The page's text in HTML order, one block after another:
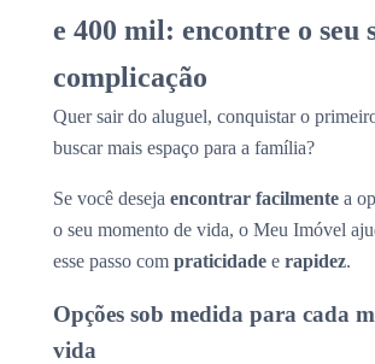
e 400 mil: encontre o seu
complicação
Quer sair do aluguel, conquistar o
buscar mais espaço para a família?
Se você deseja encontrar facilmente a
o seu momento de vida, o Meu Imóvel
esse passo com praticidade e rapidez.
Opções sob medida para cada
vida